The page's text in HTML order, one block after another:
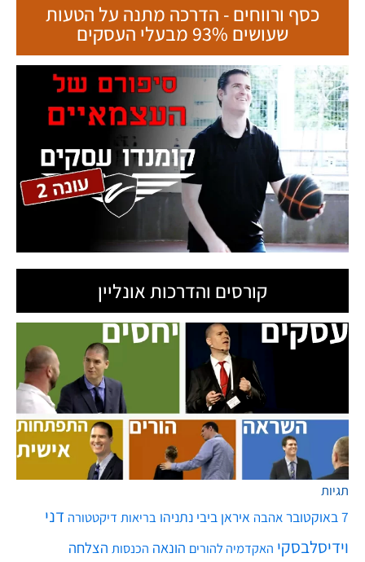
כסף ורווחים - הדרכה מתנה על הטעות
שעושים 93% מבעלי העסקים
קורסים והדרכות אונליין
תגיות
7 באוקטובר אהבה איראן ביבי נתניהו בריאות דיקטטורה דני
וידיסלבסקי האקדמיה להורים הונאה הכנסות הצלחה